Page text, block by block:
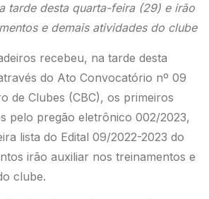
tarde desta quarta-feira (29) e irão
e demais atividades do clube
recebeu, na tarde desta
do Ato Convocatório nº 09
de Clubes (CBC), os primeiros
pelo pregão eletrônico 002/2023,
lista do Edital 09/2022-2023 do
irão auxiliar nos treinamentos e
clube.